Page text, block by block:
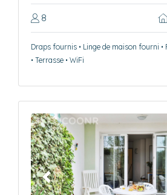
8
Draps fournis • Linge de maison fourni •
• Terrasse • WiFi
Précédent